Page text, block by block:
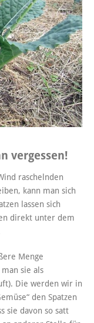
vergessen!
raschelnden
kann man sich
lassen sich
direkt unter dem
Menge
sie als
Die werden wir in
den Spatzen
sie davon so satt